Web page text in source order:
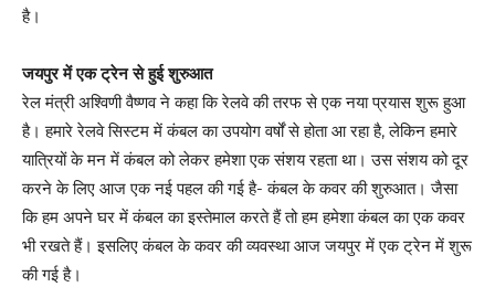
है।
जयपुर में एक ट्रेन से हुई शुरुआत
रेल मंत्री अश्विणी वैष्णव ने कहा कि रेलवे की तरफ से एक नया प्रयास शुरू हुआ
है। हमारे रेलवे सिस्टम में कंबल का उपयोग वर्षों से होता आ रहा है, लेकिन हमारे
यात्रियों के मन में कंबल को लेकर हमेशा एक संशय रहता था। उस संशय को दूर
करने के लिए आज एक नई पहल की गई है- कंबल के कवर की शुरुआत। जैसा
कि हम अपने घर में कंबल का इस्तेमाल करते हैं तो हम हमेशा कंबल का एक कवर
भी रखते हैं। इसलिए कंबल के कवर की व्यवस्था आज जयपुर में एक ट्रेन में शुरू
की गई है।